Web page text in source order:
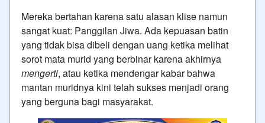
Mereka bertahan karena satu alasan klise namun
sangat kuat: Panggilan Jiwa. Ada kepuasan batin
yang tidak bisa dibeli dengan uang ketika melihat
sorot mata murid yang berbinar karena akhirnya
mengerti, atau ketika mendengar kabar bahwa
mantan muridnya kini telah sukses menjadi orang
yang berguna bagi masyarakat.